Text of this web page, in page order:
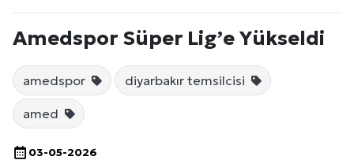
Amedspor Süper Lig’e Yükseldi
amedspor diyarbakır temsilcisi
amed
03-05-2026